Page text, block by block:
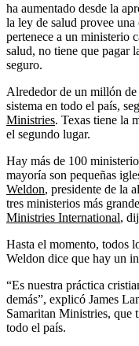
ha aumentado desde la
la ley de salud provee
pertenece a un ministerio
salud, no tiene que pagar
seguro.
Alrededor de un millón de
sistema en todo el país,
Ministries. Texas tiene la
el segundo lugar.
Hay más de 100
mayoría son pequeñas
Weldon, presidente de la
tres ministerios más
Ministries International,
Hasta el momento, todos
Weldon dice que hay un
“Es nuestra práctica
demás”, explicó James
Samaritan Ministries, que
todo el país.